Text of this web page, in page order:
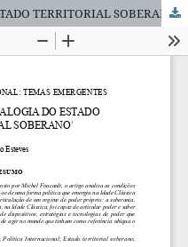
TERRITORIAL SOBERANO